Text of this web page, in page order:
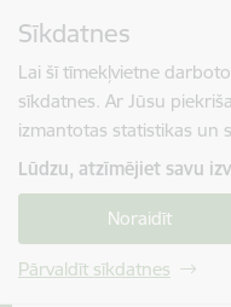
Sīkdatnes
Lai šī tīmekļvietne
sīkdatnes. Ar Jūsu
izmantotas statistikas un
Lūdzu, atzīmējiet savu
Noraidīt
Pārvaldīt sīkdatnes